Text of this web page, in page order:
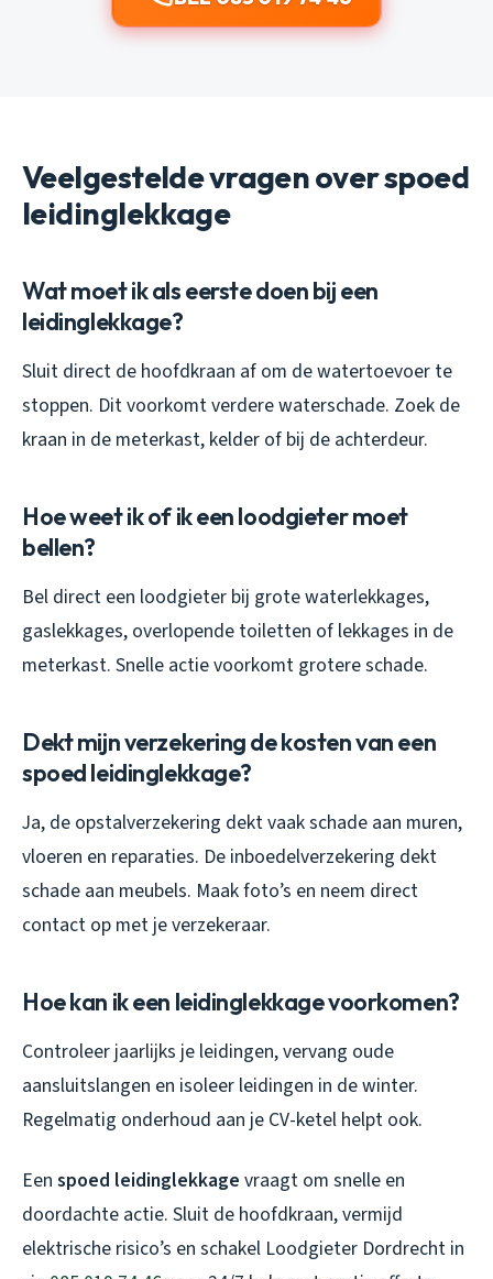
Veelgestelde vragen over spoed
leidinglekkage
Wat moet ik als eerste doen bij een
leidinglekkage?
Sluit direct de hoofdkraan af om de watertoevoer te
stoppen. Dit voorkomt verdere waterschade. Zoek de
kraan in de meterkast, kelder of bij de achterdeur.
Hoe weet ik of ik een loodgieter moet
bellen?
Bel direct een loodgieter bij grote waterlekkages,
gaslekkages, overlopende toiletten of lekkages in de
meterkast. Snelle actie voorkomt grotere schade.
Dekt mijn verzekering de kosten van een
spoed leidinglekkage?
Ja, de opstalverzekering dekt vaak schade aan muren,
vloeren en reparaties. De inboedelverzekering dekt
schade aan meubels. Maak foto’s en neem direct
contact op met je verzekeraar.
Hoe kan ik een leidinglekkage voorkomen?
Controleer jaarlijks je leidingen, vervang oude
aansluitslangen en isoleer leidingen in de winter.
Regelmatig onderhoud aan je CV-ketel helpt ook.
Een spoed leidinglekkage vraagt om snelle en
doordachte actie. Sluit de hoofdkraan, vermijd
elektrische risico’s en schakel Loodgieter Dordrecht in